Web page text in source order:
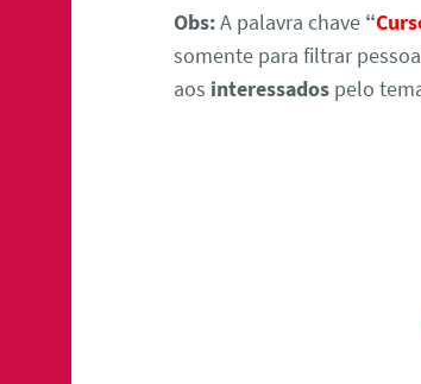
Obs:A palavra chave “
somente para filtrar
aos interessados pelo